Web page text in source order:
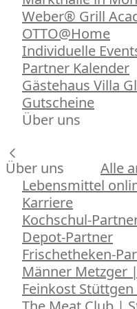
Weber® Grill
OTTO@Home
Individuelle
Partner Kalender
Gästehaus Villa
Gutscheine
Über uns
Über uns Alle
Lebensmittel
Karriere
Kochschul-
Depot-Partner
Frischetheken-
Männer Metzger
Feinkost